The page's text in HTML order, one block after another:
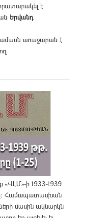
է
Երվանդ
առաջաբան է
«ՎԷՄ»-ի 1933-1939
Համապատասխան
մասին ակնարկն